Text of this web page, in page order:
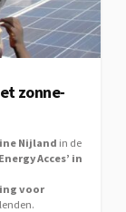
zonne-
Nijland in de
Acces’ in
voor